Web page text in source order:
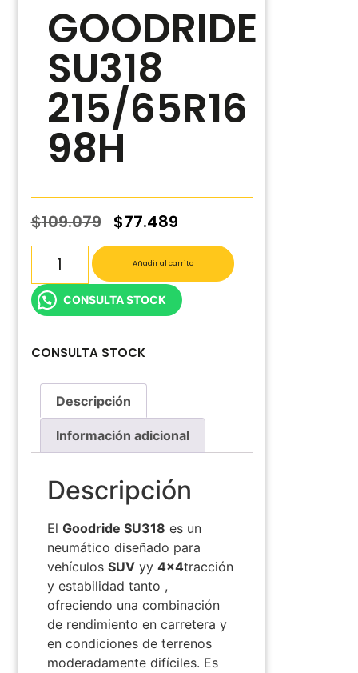
GOODRIDE
SU318
215/65R16
98H
$109.079 $77.489
Añadir al carrito
CONSULTA STOCK
CONSULTA STOCK
Descripción
Información adicional
Descripción
El Goodride SU318 es un
neumático diseñado para
vehículos SUVyy 4×4tracción
y estabilidad tanto ,
ofreciendo una combinación
de rendimiento en carretera y
en condiciones de terrenos
moderadamente difíciles. Es